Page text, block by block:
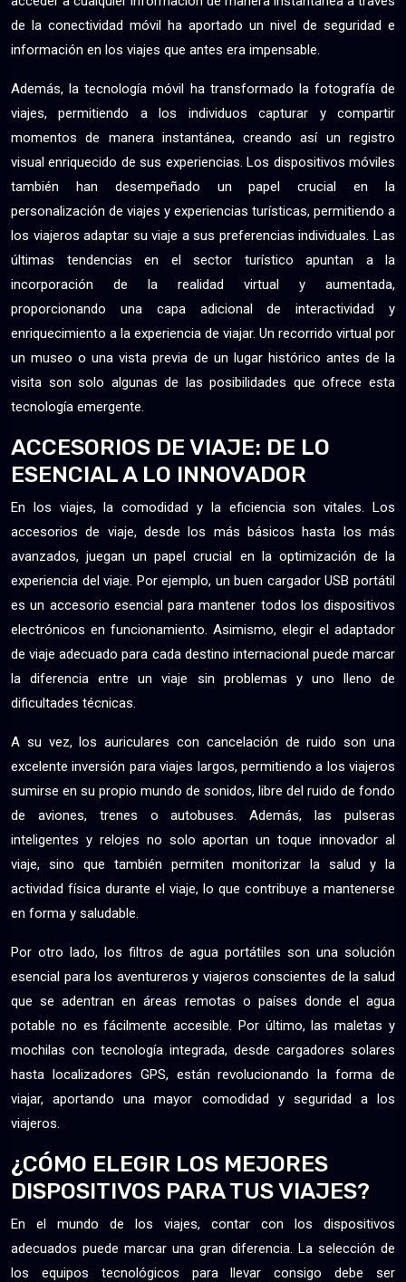
de la conectividad móvil ha aportado un nivel de seguridad e
información en los viajes que antes era impensable.
Además, la tecnología móvil ha transformado la fotografía de
viajes, permitiendo a los individuos capturar y compartir
momentos de manera instantánea, creando así un registro
visual enriquecido de sus experiencias. Los dispositivos móviles
también han desempeñado un papel crucial en la
personalización de viajes y experiencias turísticas, permitiendo a
los viajeros adaptar su viaje a sus preferencias individuales. Las
últimas tendencias en el sector turístico apuntan a la
incorporación de la realidad virtual y aumentada,
proporcionando una capa adicional de interactividad y
enriquecimiento a la experiencia de viajar. Un recorrido virtual por
un museo o una vista previa de un lugar histórico antes de la
visita son solo algunas de las posibilidades que ofrece esta
tecnología emergente.
ACCESORIOS DE VIAJE: DE LO
ESENCIAL A LO INNOVADOR
En los viajes, la comodidad y la eficiencia son vitales. Los
accesorios de viaje, desde los más básicos hasta los más
avanzados, juegan un papel crucial en la optimización de la
experiencia del viaje. Por ejemplo, un buen cargador USB portátil
es un accesorio esencial para mantener todos los dispositivos
electrónicos en funcionamiento. Asimismo, elegir el adaptador
de viaje adecuado para cada destino internacional puede marcar
la diferencia entre un viaje sin problemas y uno lleno de
dificultades técnicas.
A su vez, los auriculares con cancelación de ruido son una
excelente inversión para viajes largos, permitiendo a los viajeros
sumirse en su propio mundo de sonidos, libre del ruido de fondo
de aviones, trenes o autobuses. Además, las pulseras
inteligentes y relojes no solo aportan un toque innovador al
viaje, sino que también permiten monitorizar la salud y la
actividad física durante el viaje, lo que contribuye a mantenerse
en forma y saludable.
Por otro lado, los filtros de agua portátiles son una solución
esencial para los aventureros y viajeros conscientes de la salud
que se adentran en áreas remotas o países donde el agua
potable no es fácilmente accesible. Por último, las maletas y
mochilas con tecnología integrada, desde cargadores solares
hasta localizadores GPS, están revolucionando la forma de
viajar, aportando una mayor comodidad y seguridad a los
viajeros.
¿CÓMO ELEGIR LOS MEJORES
DISPOSITIVOS PARA TUS VIAJES?
En el mundo de los viajes, contar con los dispositivos
adecuados puede marcar una gran diferencia. La selección de
los equipos tecnológicos para llevar consigo debe ser